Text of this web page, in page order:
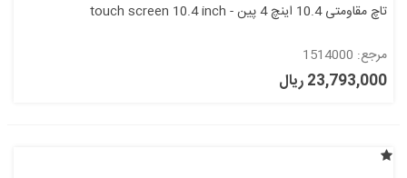
تاچ مقاومتی 10.4 اینچ 4 پین - touch screen 10.4 inch
مرجع: 1514000
23,793,000 ریال